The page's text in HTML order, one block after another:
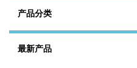
产品分类
最新产品